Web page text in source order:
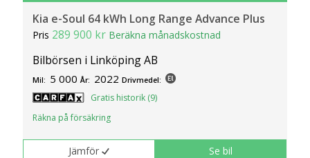
Kia e-Soul 64 kWh Long Range Advance Plus
Pris 289 900 kr Beräkna månadskostnad
Bilbörsen i Linköping AB
Mil: 5 000 År: 2022 Drivmedel:
Gratis historik (9)
Räkna på försäkring
Jämför Se bil